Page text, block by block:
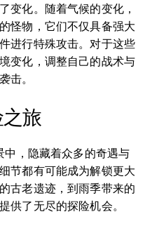
变化。随着气候的变化，
怪物，它们不仅具备强大
进行特殊攻击。对于这些
变化，调整自己的战术与
击。
旅
中，隐藏着众多的奇遇与
节都有可能成为解锁更大
古老遗迹，到雨季带来的
供了无尽的探险机会。